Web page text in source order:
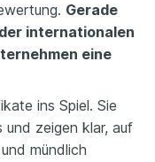
Gerade
internationalen
eine
ins Spiel. Sie
zeigen klar, auf
mündlich